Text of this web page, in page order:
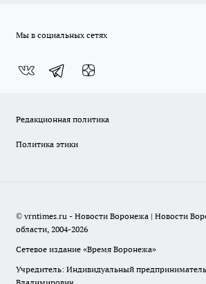
Мы в социальных сетях
Редакционная политика
Политика этики
© vrntimes.ru - Новости Воронежа | Новости
области, 2004-2026
Сетевое издание «Время Воронежа»
Учредитель: Индивидуальный